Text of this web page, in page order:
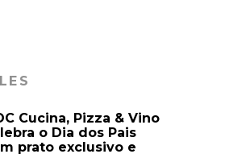
Cucina, Pizza & Vino
o Dia dos Pais
prato exclusivo e